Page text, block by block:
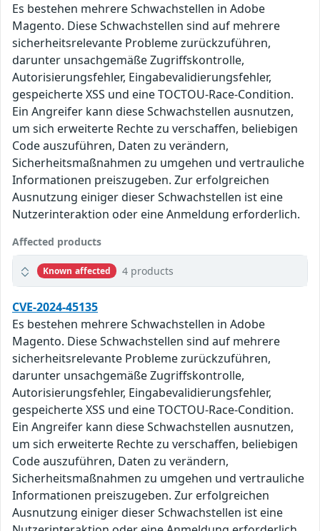
Es bestehen mehrere Schwachstellen in Adobe
Magento. Diese Schwachstellen sind auf mehrere
sicherheitsrelevante Probleme zurückzuführen,
darunter unsachgemäße Zugriffskontrolle,
Autorisierungsfehler, Eingabevalidierungsfehler,
gespeicherte XSS und eine TOCTOU-Race-Condition.
Ein Angreifer kann diese Schwachstellen ausnutzen,
um sich erweiterte Rechte zu verschaffen, beliebigen
Code auszuführen, Daten zu verändern,
Sicherheitsmaßnahmen zu umgehen und vertrauliche
Informationen preiszugeben. Zur erfolgreichen
Ausnutzung einiger dieser Schwachstellen ist eine
Nutzerinteraktion oder eine Anmeldung erforderlich.
Affected products
Known affected 4 products
CVE-2024-45135
Es bestehen mehrere Schwachstellen in Adobe
Magento. Diese Schwachstellen sind auf mehrere
sicherheitsrelevante Probleme zurückzuführen,
darunter unsachgemäße Zugriffskontrolle,
Autorisierungsfehler, Eingabevalidierungsfehler,
gespeicherte XSS und eine TOCTOU-Race-Condition.
Ein Angreifer kann diese Schwachstellen ausnutzen,
um sich erweiterte Rechte zu verschaffen, beliebigen
Code auszuführen, Daten zu verändern,
Sicherheitsmaßnahmen zu umgehen und vertrauliche
Informationen preiszugeben. Zur erfolgreichen
Ausnutzung einiger dieser Schwachstellen ist eine